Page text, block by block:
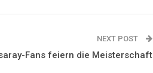
NEXT POST
Fans feiern die Meisterschaft